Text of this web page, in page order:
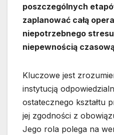
poszczególnych
zaplanować całą
niepotrzebnego
niepewnością
Kluczowe jest
instytucją
ostatecznego kształtu
jej zgodności z
Jego rola polega na